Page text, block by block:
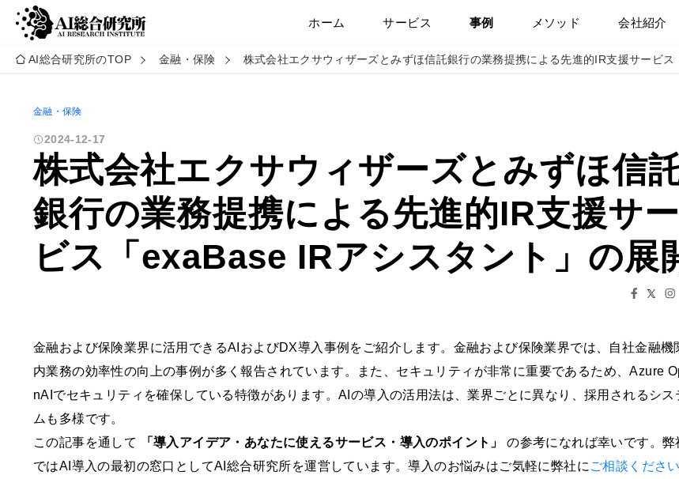
ホーム サービス 事例 メソッド 会社紹介
AI総合研究所のTOP 金融・保険 株式会社エクサウィザーズとみずほ信託銀行の業務提携による先進的IR支援サービ
金融・保険
2024-12-17
株式会社エクサウィザーズとみずほ信
銀行の業務提携による先進的IR支援サー
ビス「exaBase IRアシスタント」の展
金融および保険業界に活用できるAIおよびDX導入事例をご紹介します。金融および保険業界では、自社金融機
内業務の効率性の向上の事例が多く報告されています。また、セキュリティが非常に重要であるため、Azure
nAIでセキュリティを確保している特徴があります。AIの導入の活用法は、業界ごとに異なり、採用されるシス
ムも多様です。
この記事を通して
「導入アイデア・あなたに使えるサービス・導入のポイント」
の参考になれば幸いです。弊
ではAI導入の最初の窓口としてAI総合研究所を運営しています。導入のお悩みはご気軽に弊社に ご相談ください